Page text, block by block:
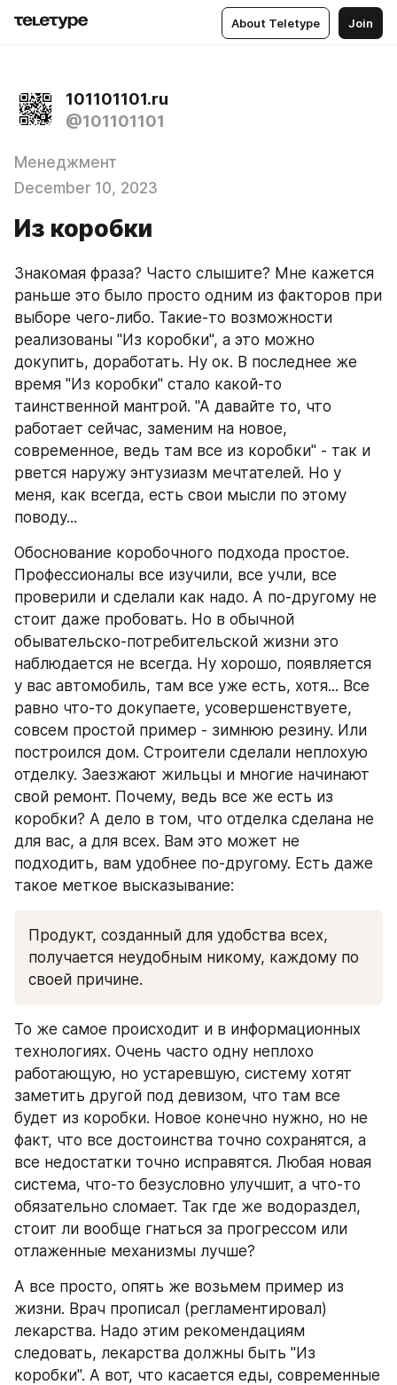
About Teletype Join
101101101.ru
@101101101
Менеджмент
December 10, 2023
Из коробки
Знакомая фраза? Часто слышите? Мне кажется
раньше это было просто одним из факторов при
выборе чего-либо. Такие-то возможности
реализованы "Из коробки", а это можно
докупить, доработать. Ну ок. В последнее же
время "Из коробки" стало какой-то
таинственной мантрой. "А давайте то, что
работает сейчас, заменим на новое,
современное, ведь там все из коробки" - так и
рвется наружу энтузиазм мечтателей. Но у
меня, как всегда, есть свои мысли по этому
поводу...
Обоснование коробочного подхода простое.
Профессионалы все изучили, все учли, все
проверили и сделали как надо. А по-другому не
стоит даже пробовать. Но в обычной
обывательско-потребительской жизни это
наблюдается не всегда. Ну хорошо, появляется
у вас автомобиль, там все уже есть, хотя... Все
равно что-то докупаете, усовершенствуете,
совсем простой пример - зимнюю резину. Или
построился дом. Строители сделали неплохую
отделку. Заезжают жильцы и многие начинают
свой ремонт. Почему, ведь все же есть из
коробки? А дело в том, что отделка сделана не
для вас, а для всех. Вам это может не
подходить, вам удобнее по-другому. Есть даже
такое меткое высказывание:
Продукт, созданный для удобства всех,
получается неудобным никому, каждому по
своей причине.
То же самое происходит и в информационных
технологиях. Очень часто одну неплохо
работающую, но устаревшую, систему хотят
заметить другой под девизом, что там все
будет из коробки. Новое конечно нужно, но не
факт, что все достоинства точно сохранятся, а
все недостатки точно исправятся. Любая новая
система, что-то безусловно улучшит, а что-то
обязательно сломает. Так где же водораздел,
стоит ли вообще гнаться за прогрессом или
отлаженные механизмы лучше?
А все просто, опять же возьмем пример из
жизни. Врач прописал (регламентировал)
лекарства. Надо этим рекомендациям
следовать, лекарства должны быть "Из
коробки". А вот, что касается еды, современные